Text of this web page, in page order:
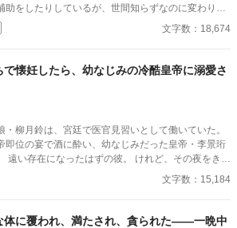
助をしたりしているが、世間知らずなのに変わりは
、山の中で倒れている男性を発見。彼はなんと騎士
ドで女嫌いの噂を持つ人物だった。 当然女嫌いの噂
には隠している秘密……性癖があった。 ――君の××
もらえないだろうか？
文字数：18,674
で懐妊したら、幼なじみの冷酷皇帝に溺愛さ
・柳月鈴は、宮廷で医官見習いとして働いていた。
即位の宴で酒に酔い、幼なじみだった皇帝・李景珩
く動き出す。 冷酷と恐れられる皇帝が、
けには甘すぎて――。
文字数：15,184
体に覆われ、満たされ、貪られた——一晩中